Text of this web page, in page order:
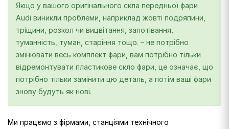
Якщо у вашого оригінального скла передньої фари
Audi виникли проблеми, наприклад жовті подряпини,
тріщини, розкол чи вицвітання, запотівання,
туманність, туман, старіння тощо. – не потрібно
змінювати весь комплект фари, вам потрібно тільки
відремонтувати пластикове скло фари, це означає, що
потрібно тільки замінити цю деталь, а потім ваші фари
знову будуть як нові.
Ми працємо з фірмами, станціями технічного